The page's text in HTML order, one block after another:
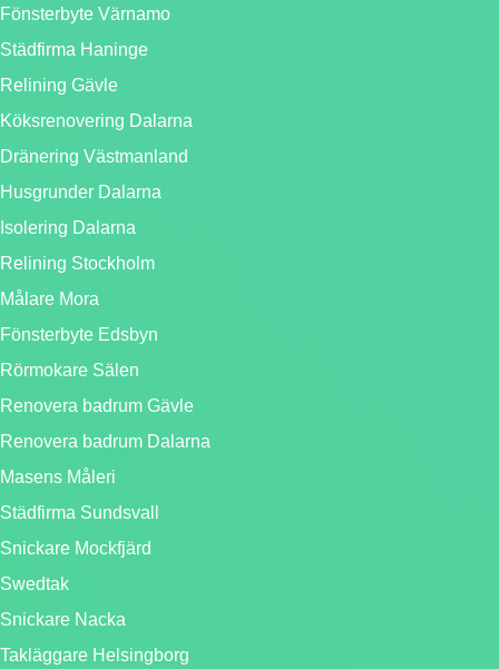
Fönsterbyte Värnamo
Städfirma Haninge
Relining Gävle
Köksrenovering Dalarna
Dränering Västmanland
Husgrunder Dalarna
Isolering Dalarna
Relining Stockholm
Målare Mora
Fönsterbyte Edsbyn
Rörmokare Sälen
Renovera badrum Gävle
Renovera badrum Dalarna
Masens Måleri
Städfirma Sundsvall
Snickare Mockfjärd
Swedtak
Snickare Nacka
Takläggare Helsingborg